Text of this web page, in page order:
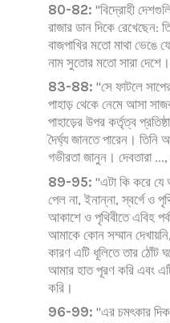
80-82: "বিদ্রোহী
রাজার ডান দিকে রেখেছেন:
বাজপাখির মতো মাথা
নাম সুতোর মতো সারা দেশে।
83-88: "সে ফাটলে
পাহাড় থেকে নেমে আসা
পাহাড়ের উপর কর্তৃত্ব
দৈর্ঘ্য জানতে পারেন।
গভীরতা জানুন। দেবতারা
89-95: "এটা কি করে যে
পেল না, ইনান্না, স্বর্গে ও
আকাশে ও পৃথিবীতে এবিহ
আমাকে কোন সম্মান
কারণ এটি ধূলিতে তার ঠোঁট
আমার হাত পূরণ করি এবং
করি।
96-99: "এর চমৎকার